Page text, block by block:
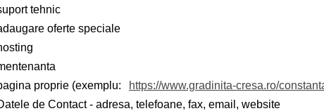
tehnic
oferte speciale
proprie (exemplu:
https://www.gradinita-cresa.ro/
de Contact - adresa, telefoane, fax, email, website